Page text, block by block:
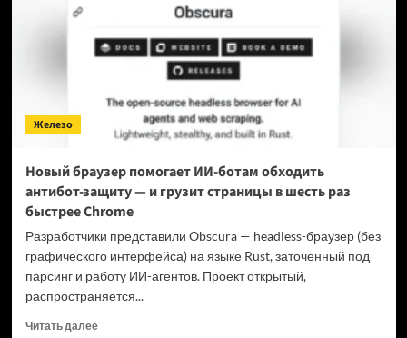
инструмент,
который
на
токены
раз
Железо
Новый браузер помогает ИИ-ботам обходить
антибот-защиту — и грузит страницы в шесть раз
быстрее Chrome
Разработчики представили Obscura — headless-браузер (без
графического интерфейса) на языке Rust, заточенный под
парсинг и работу ИИ-агентов. Проект открытый,
распространяется...
Читать далееПрочитать